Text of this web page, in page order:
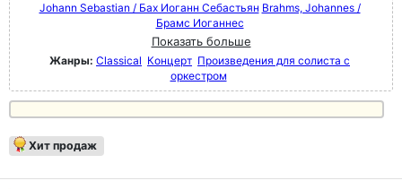
Johann Sebastian / Бах Иоганн Себастьян Brahms, Johannes /
Брамс Иоганнес
Показать больше
Жанры: Classical Концерт Произведения для солиста с
оркестром
Хит продаж